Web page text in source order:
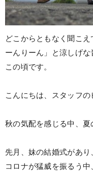
どこからともなく聞こ
ーんりーん」と涼しげ
この頃です。
こんにちは、スタッフの
秋の気配を感じる中、
先月、妹の結婚式があり
コロナが猛威を振るう